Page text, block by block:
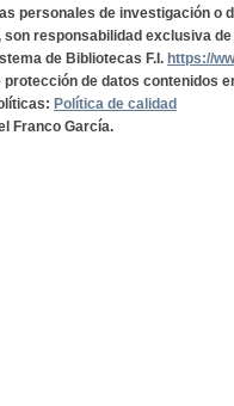
personales de investigación o
responsabilidad exclusiva
de Bibliotecas F.I. https://
de datos contenidos
Política de calidad
Franco García.